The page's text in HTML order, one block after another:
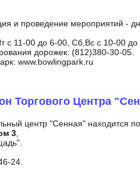
и проведение мероприятий -
с 11-00 до 6-00, Сб,Вс с 10-00 до
дорожек: (812)380-30-05.
www.bowlingpark.ru
Торгового Центра
центр "Сенная" находится
3
24.